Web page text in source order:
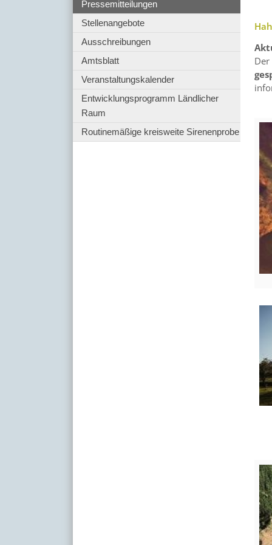
Pressemitteilungen
Stellenangebote
Ausschreibungen
Amtsblatt
Veranstaltungskalender
Entwicklungsprogramm Ländlicher
Raum
Routinemäßige kreisweite Sirenenprobe